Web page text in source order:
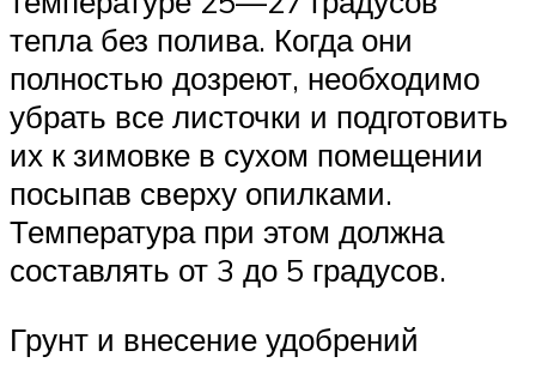
тепла без полива. Когда они
полностью дозреют, необходимо
убрать все листочки и подготовить
их к зимовке в сухом помещении
посыпав сверху опилками.
Температура при этом должна
составлять от 3 до 5 градусов.
Грунт и внесение удобрений